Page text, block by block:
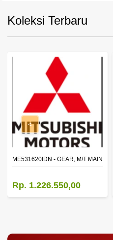
Koleksi Terbaru
2ND SPEED (M035S5)
ME531620IDN - GEAR, M/T MAIN
Rp. 1.226.550,00
<